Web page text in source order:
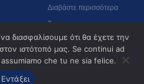
Διαβάστε περισσότερα
»
Επιθεώρηση
σε θολά νερά:
διασφαλίσουμε ότι θα έχετε την
ιστότοπό μας. Se continui ad
che tu ne sia felice.
Εντάξει